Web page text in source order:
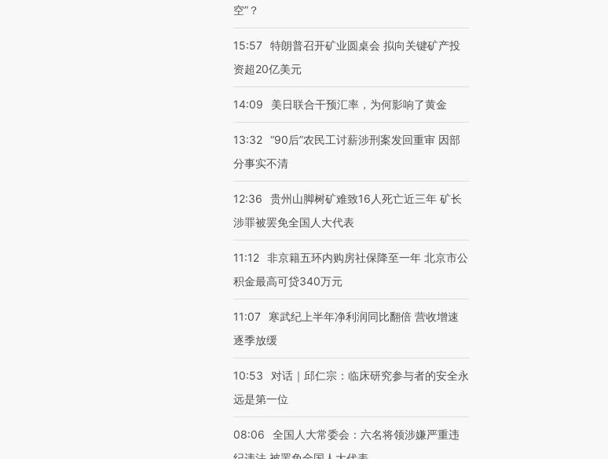
空”？
15:57 特朗普召开矿业圆桌会 拟向关键矿产投
资超20亿美元
14:09 美日联合干预汇率，为何影响了黄金
13:32 “90后”农民工讨薪涉刑案发回重审 因部
分事实不清
12:36
贵州山脚树矿难致16人死亡近三年 矿长
涉罪被罢免全国人大代表
11:12 非京籍五环内购房社保降至一年 北京市公
积金最高可贷340万元
11:07
寒武纪上半年净利润同比翻倍 营收增速
逐季放缓
10:53
对话｜邱仁宗：临床研究参与者的安全永
远是第一位
08:06
全国人大常委会：六名将领涉嫌严重违